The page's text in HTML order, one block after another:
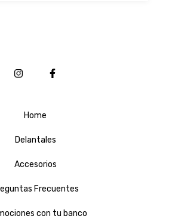
Home
Delantales
Accesorios
Frecuentes
con tu banco